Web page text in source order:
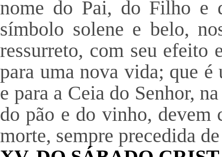
nome do Pai, do Filho e
símbolo solene e belo,
ressurreto, com seu efeito
para uma nova vida; que
e para a Ceia do Senhor,
do pão e do vinho, devem
morte, sempre precedida